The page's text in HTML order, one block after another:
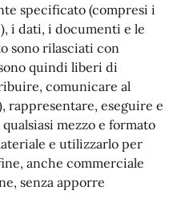
specificato (compresi i
i dati, i documenti e le
sono rilasciati con
quindi liberi di
comunicare al
rappresentare, eseguire e
mezzo e formato
e utilizzarlo per
anche commerciale
senza apporre